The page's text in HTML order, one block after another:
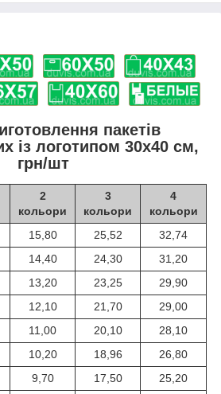
пакетів
із логотипом 30х40 см,
грн/шт
2
кольори
3
кольори
4
кольори
15,80 25,52
32,74
14,40 24,30
31,20
13,20 23,25
29,90
12,10 21,70
29,00
11,00 20,10
28,10
10,20 18,96
26,80
9,70 17,50
25,20